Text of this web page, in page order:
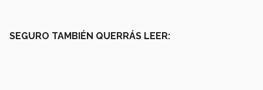
SEGURO TAMBIÉN QUERRÁS LEER: